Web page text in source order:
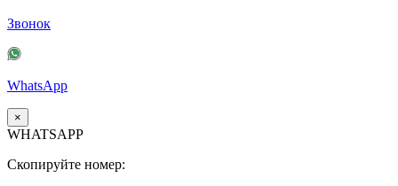
Звонок
WhatsApp
×
WHATSAPP
Скопируйте номер: